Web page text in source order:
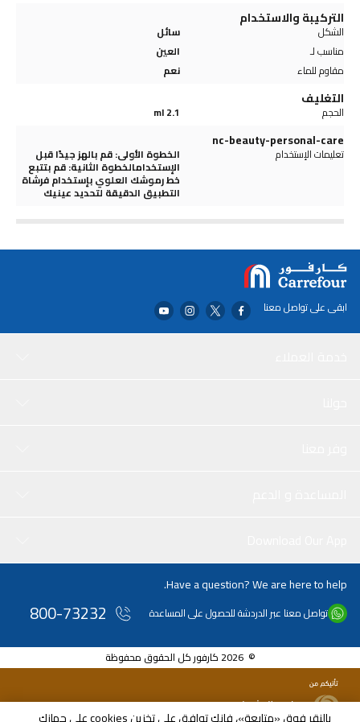
التركيبة والاستخدام
الشكل
سائل
مناسب لـ
العين
مقاوم للماء
نعم
التغليف
الحجم 2.1 ml
nc-beauty-personal-care
تعليمات الإستخدام الخطوة الأولى: قم بالهز جيدًا قبل
الإستخدامالخطوة الثانية: قم بتتبع
خط رموشك العلوي بإستخدام فرشاة
التطبيق الدقيقة لتحديد عينيك
ابقى على تواصل معنا
Have a question? We are here to help.
تواصل معنا عبر الدردشة للحصول على المساعدة 800-73232
© 2026 كارفور كل الحقوق محفوظة